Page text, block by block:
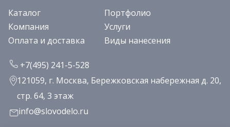
Каталог
Портфолио
Компания
Услуги
Оплата и доставка
Виды нанесения
+7(495) 241-5-528
121059, г. Москва, Бережковская набережная д. 20,
стр. 64, 3 этаж
info@slovodelo.ru